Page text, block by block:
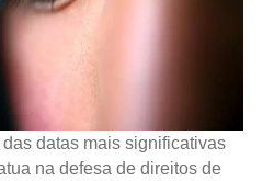
das datas mais significativas
na defesa de direitos de